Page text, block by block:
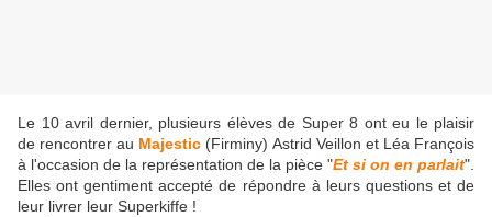
Le 10 avril dernier, plusieurs élèves de Super 8 ont eu le plaisir
de rencontrer au Majestic (Firminy) Astrid Veillon et Léa François
à l'occasion de la représentation de la pièce "Et si on en parlait".
Elles ont gentiment accepté de répondre à leurs questions et de
leur livrer leur Superkiffe !